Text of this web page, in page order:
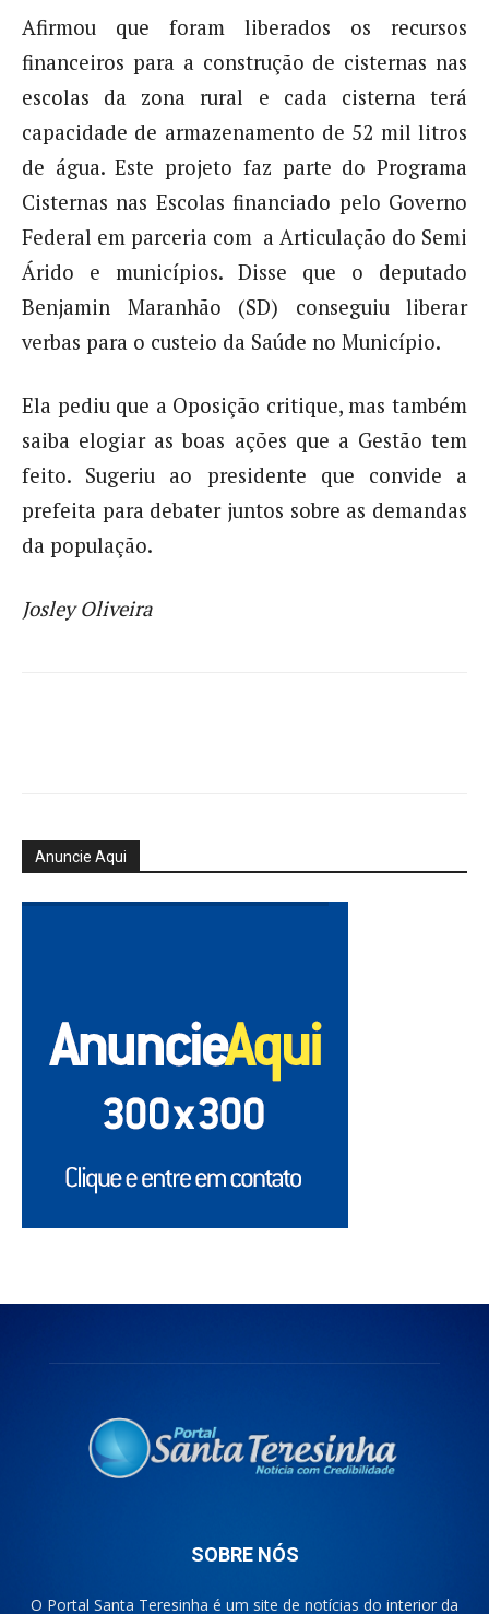
Afirmou que foram liberados os recursos
financeiros para a construção de cisternas nas
escolas da zona rural e cada cisterna terá
capacidade de armazenamento de 52 mil litros
de água. Este projeto faz parte do Programa
Cisternas nas Escolas financiado pelo Governo
Federal em parceria com a Articulação do Semi
Árido e municípios. Disse que o deputado
Benjamin Maranhão (SD) conseguiu liberar
verbas para o custeio da Saúde no Município.
Ela pediu que a Oposição critique, mas também
saiba elogiar as boas ações que a Gestão tem
feito. Sugeriu ao presidente que convide a
prefeita para debater juntos sobre as demandas
da população.
Josley Oliveira
Anuncie Aqui
SOBRE NÓS
O Portal Santa Teresinha é um site de notícias do interior da